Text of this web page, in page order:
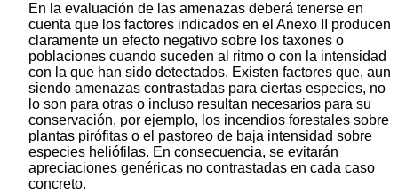
En la evaluación de las amenazas deberá tenerse en
cuenta que los factores indicados en el Anexo II producen
claramente un efecto negativo sobre los taxones o
poblaciones cuando suceden al ritmo o con la intensidad
con la que han sido detectados. Existen factores que, aun
siendo amenazas contrastadas para ciertas especies, no
lo son para otras o incluso resultan necesarios para su
conservación, por ejemplo, los incendios forestales sobre
plantas pirófitas o el pastoreo de baja intensidad sobre
especies heliófilas. En consecuencia, se evitarán
apreciaciones genéricas no contrastadas en cada caso
concreto.